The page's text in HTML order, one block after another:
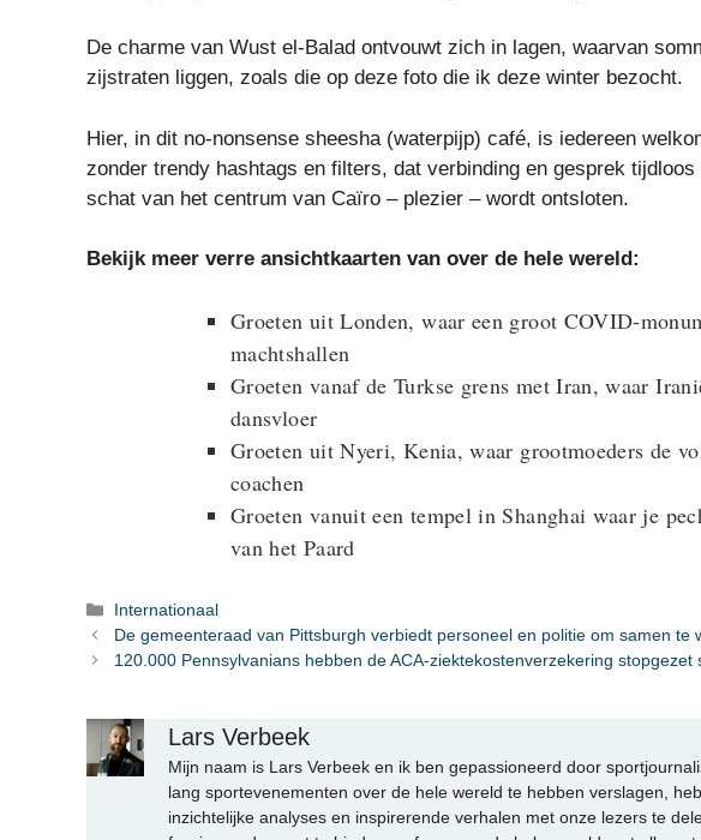
De charme van Wust el-Balad ontvouwt zich in lagen, waarvan
zijstraten liggen, zoals die op deze foto die ik deze winter bezocht.
Hier, in dit no-nonsense sheesha (waterpijp) café, is iedereen
zonder trendy hashtags en filters, dat verbinding en gesprek
schat van het centrum van Caïro – plezier – wordt ontsloten.
Bekijk meer verre ansichtkaarten van over de hele wereld:
Groeten uit Londen, waar een groot COVID-
machtshallen
Groeten vanaf de Turkse grens met Iran, waar
dansvloer
Groeten uit Nyeri, Kenia, waar grootmoeders de
coachen
Groeten vanuit een tempel in Shanghai waar je
van het Paard
Categorieën
Internationaal
De gemeenteraad van Pittsburgh verbiedt personeel en politie om samen te
120.000 Pennsylvanians hebben de ACA-ziektekostenverzekering
Lars Verbeek
Mijn naam is Lars Verbeek en ik ben gepassioneerd door
lang sportevenementen over de hele wereld te hebben verslagen,
inzichtelijke analyses en inspirerende verhalen met onze lezers te